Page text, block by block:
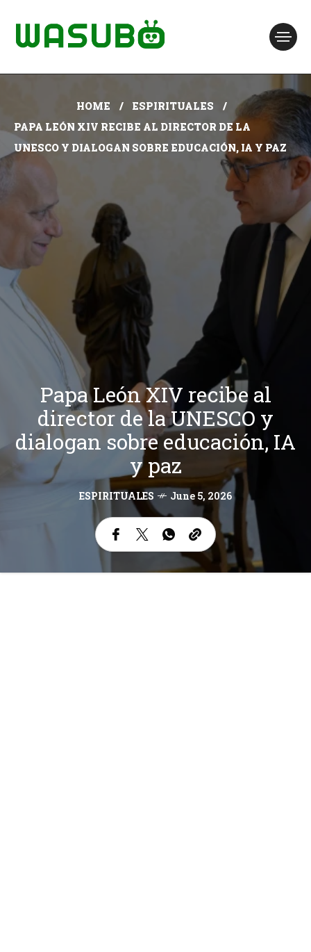
HOME
ESPIRITUALES
PAPA LEÓN XIV RECIBE AL DIRECTOR DE LA
UNESCO Y DIALOGAN SOBRE EDUCACIÓN, IA Y PAZ
Papa León XIV recibe al
director de la UNESCO y
dialogan sobre educación, IA
y paz
ESPIRITUALES June 5, 2026